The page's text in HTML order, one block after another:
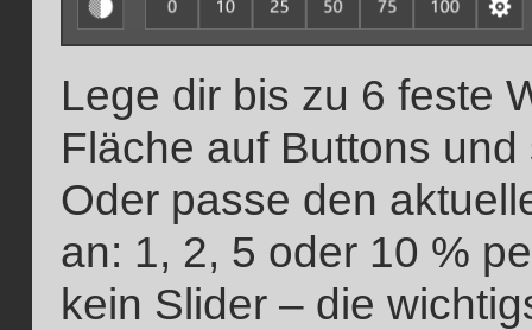
Lege dir bis zu 6 feste
Fläche auf Buttons
Oder passe den
an: 1, 2, 5 oder 10 %
kein Slider – die